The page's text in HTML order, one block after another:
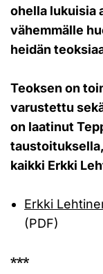
ohella lukuisia
vähemmälle
heidän
Teoksen on
varustettu
on laatinut
kaikki Erkki
Erkki
(PDF)
***